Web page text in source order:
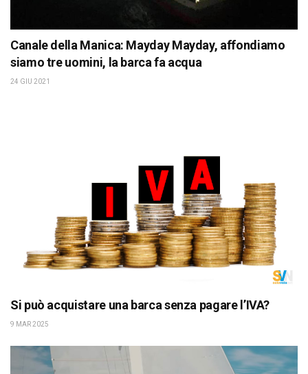
Canale della Manica: Mayday Mayday, affondiamo
siamo tre uomini, la barca fa acqua
24 GIU 2021
Si può acquistare una barca senza pagare l’IVA?
9 MAR 2025